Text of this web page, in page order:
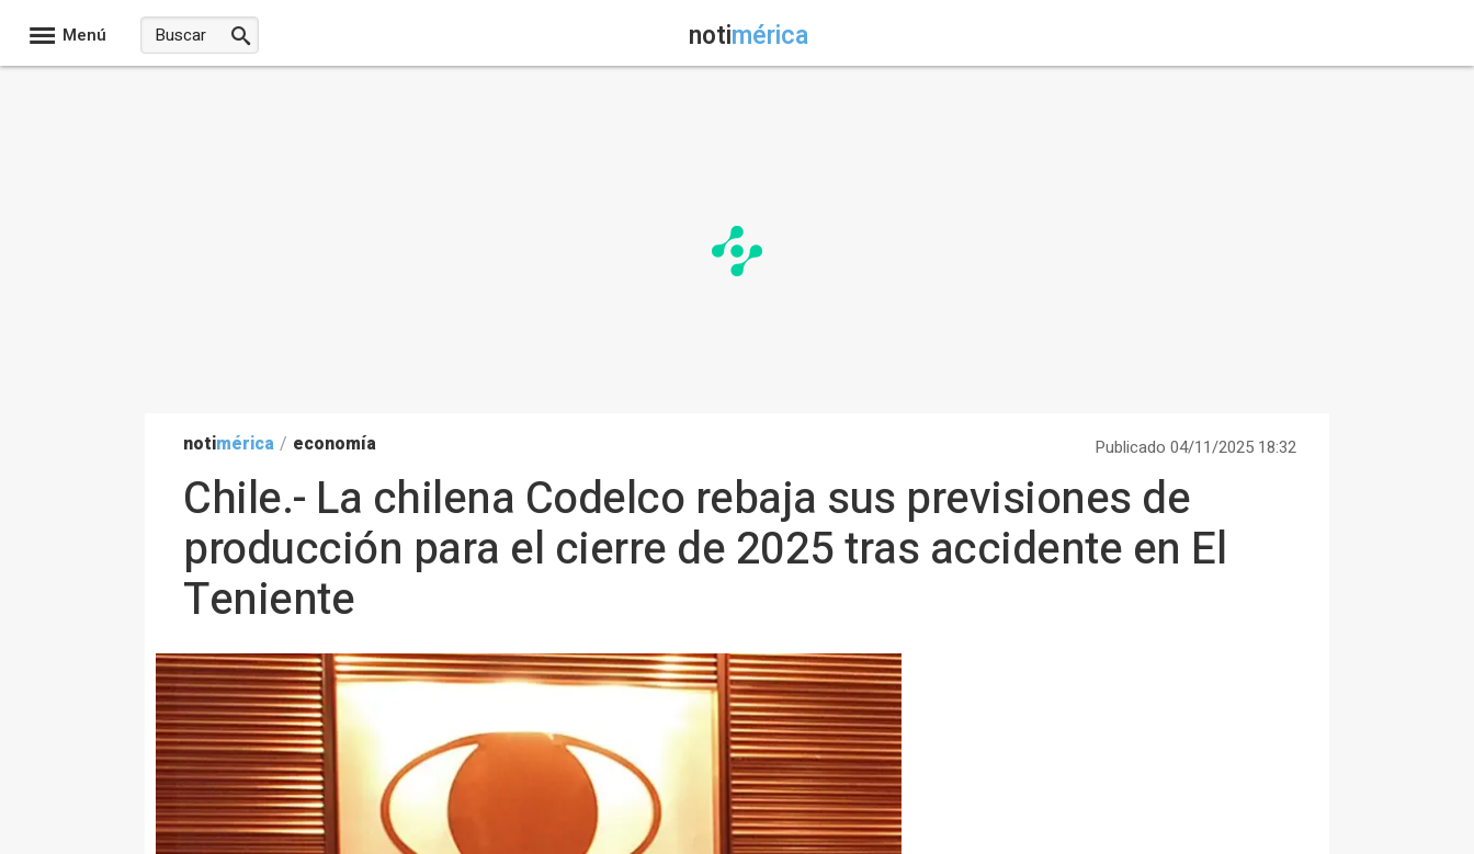
Menú notimérica
notimérica / economía Publicado 04/11/2025 18:32
Chile.- La chilena Codelco rebaja sus previsiones de
producción para el cierre de 2025 tras accidente en El
Teniente